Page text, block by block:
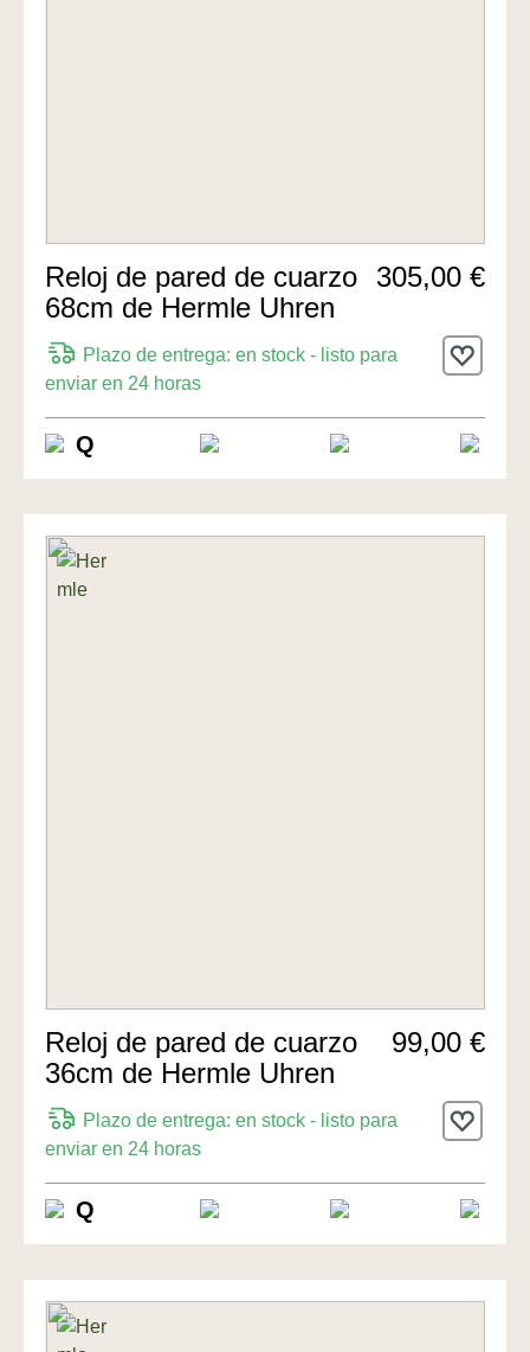
Reloj de pared de cuarzo
68cm de Hermle Uhren
305,00 €
Plazo de entrega: en stock - listo para
enviar en 24 horas
Q
Reloj de pared de cuarzo
36cm de Hermle Uhren
99,00 €
Plazo de entrega: en stock - listo para
enviar en 24 horas
Q